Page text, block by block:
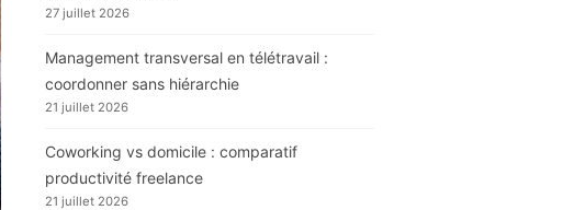
27 juillet 2026
Management transversal en télétravail :
coordonner sans hiérarchie
21 juillet 2026
Coworking vs domicile : comparatif
productivité freelance
21 juillet 2026